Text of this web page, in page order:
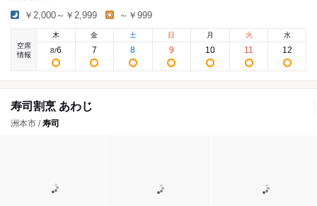
￥2,000～￥2,999 ～￥999
空席
情報
木
8/6
金
7
土
8
日
9
月
10
火
11
水
12
寿司割烹 あわじ
洲本市 /寿司